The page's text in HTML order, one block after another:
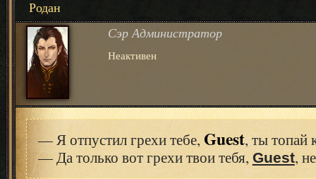
Родан
Сэр Администратор
Неактивен
— Я отпустил грехи тебе, Guest, ты топай
— Да только вот грехи твои тебя, Guest,